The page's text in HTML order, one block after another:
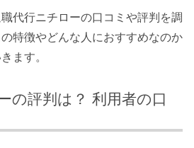
代行ニチローの口コミや評判を調
特徴やどんな人におすすめなのか
ます。
の評判は？ 利用者の口